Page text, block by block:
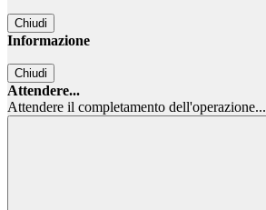
Chiudi
Informazione
Chiudi
Attendere...
Attendere il completamento dell'operazione...